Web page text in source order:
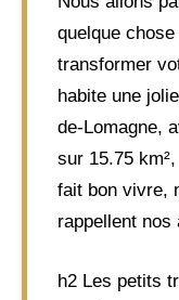
quelque
transformer
habite une
de-Lomagne,
sur 15.75
fait bon vivre,
rappellent nos
h2 Les petits